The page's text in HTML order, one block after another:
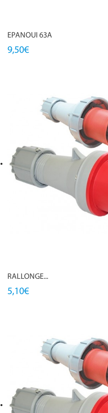
EPANOUI 63A
9,50€
RALLONGE...
5,10€